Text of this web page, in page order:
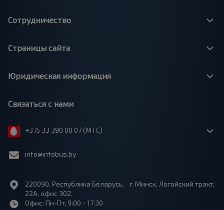
Сотрудничество
Страницы сайта
Юридическая информация
Связаться с нами
+375 33 390 00 07 (МТС)
info@infobus.by
220090, Республика Беларусь, г. Минск, Логойский тракт,
22А, офис 302.
Офис: Пн-Пт, 9:00 - 17:30